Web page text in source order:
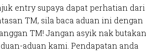
entry supaya dapat perhatian dari
TM, sila baca aduan ini dengan
TM! Jangan asyik nak butakan
aduan kami. Pendapatan anda